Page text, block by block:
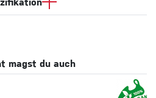
magst du auch